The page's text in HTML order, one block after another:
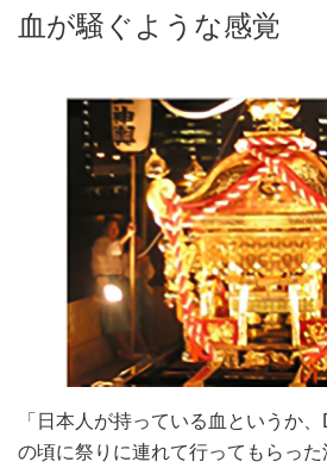
血が騒ぐような感覚
「日本人が持っている血というか
の頃に祭りに連れて行ってもらっ